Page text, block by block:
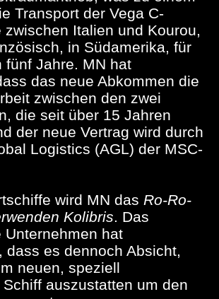
Transport der Vega C-
zwischen Italien und Kourou,
in Südamerika, für
fünf Jahre. MN hat
das neue Abkommen die
zwischen den zwei
die seit über 15 Jahren
der neue Vertrag wird durch
Logistics (AGL) der MSC-
wird MN das Ro-Ro-
Kolibris. Das
Unternehmen hat
dass es dennoch Absicht,
neuen, speziell
auszustatten um den